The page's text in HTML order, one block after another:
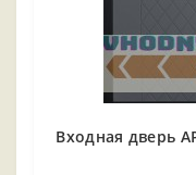
Входная дверь